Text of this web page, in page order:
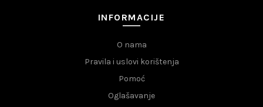
INFORMACIJE
O nama
Pravila i uslovi korištenja
Pomoć
Oglašavanje